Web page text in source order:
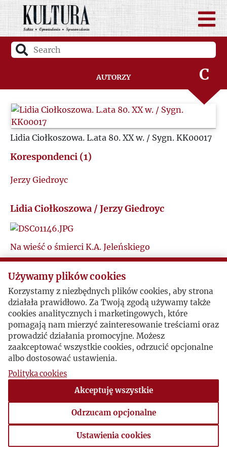
Autorzy
A
B
C
D
F
L
Ł
M
N
O
Lidia Ciołkoszowa. L.ata 80. XX w. / Sygn. KK00017
Korespondenci (1)
Jerzy Giedroyc
Lidia Ciołkoszowa / Jerzy Giedroyc
Na wieść o śmierci K.A. Jeleńskiego
Londyn, 1987-05-06 , Lidia Ciołkoszowa
„Zdaję sobie doskonale sprawę z tego, jaką stratą
nie tylko dla »Kultury«, ale dla Kultury polskiej jest
odejście tak utalentowanego i wartościowego
człowieka...”.
Używamy plików cookies
Korzystamy z niezbędnych plików cookies, aby strona
działała prawidłowo. Za Twoją zgodą używamy także
cookies analitycznych i marketingowych, które
pomagają nam mierzyć zainteresowanie treściami oraz
prowadzić działania promocyjne. Możesz
zaakceptować wszystkie cookies, odrzucić opcjonalne
albo dostosować ustawienia.
Polityka cookies
Akceptuję wszystkie
Odrzucam opcjonalne
Ustawienia cookies
Ustawienia cookies